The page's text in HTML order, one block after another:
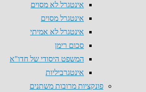
אינטגרל לא מסוים
אינטגרל מסוים
אינטגרל לא אמיתי
סכום רימן
המשפט היסודי של חדו"א
אינטגרביליות
פונקציות מרובות משתנים